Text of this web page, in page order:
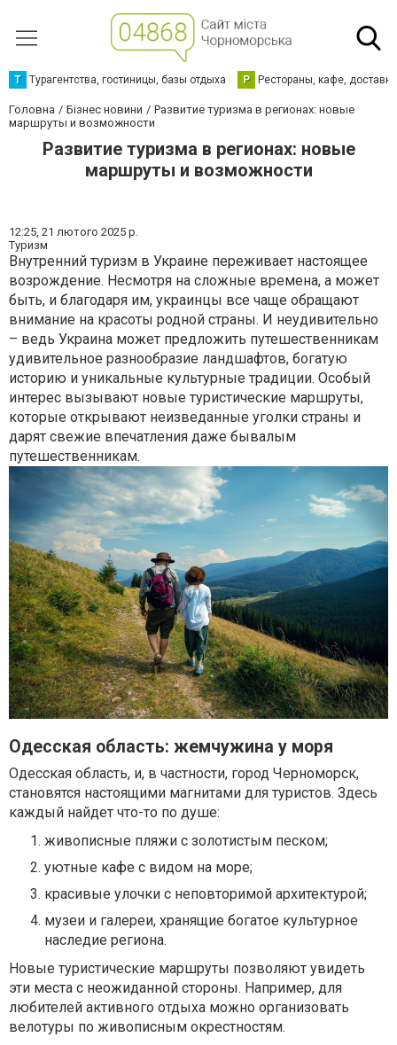
Т Турагентства, гостиницы, базы отдыха Р Рестораны, кафе,
Головна Бізнес новини
Развитие туризма в регионах: новые
маршруты и возможности
Развитие туризма в регионах: новые
маршруты и возможности
12:25, 21 лютого 2025 р.
Туризм
Внутренний туризм в Украине переживает настоящее
возрождение. Несмотря на сложные времена, а может
быть, и благодаря им, украинцы все чаще обращают
внимание на красоты родной страны. И неудивительно
– ведь Украина может предложить путешественникам
удивительное разнообразие ландшафтов, богатую
историю и уникальные культурные традиции. Особый
интерес вызывают новые туристические маршруты,
которые открывают неизведанные уголки страны и
дарят свежие впечатления даже бывалым
путешественникам.
Одесская область: жемчужина у моря
Одесская область, и, в частности, город Черноморск,
становятся настоящими магнитами для туристов. Здесь
каждый найдет что-то по душе:
живописные пляжи с золотистым песком;
уютные кафе с видом на море;
красивые улочки с неповторимой архитектурой;
музеи и галереи, хранящие богатое культурное
наследие региона.
Новые туристические маршруты позволяют увидеть
эти места с неожиданной стороны. Например, для
любителей активного отдыха можно организовать
велотуры по живописным окрестностям.